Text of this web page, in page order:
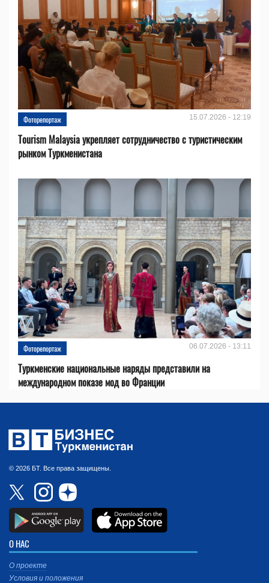
Фоторепортаж 15.07.2026 - 12:19
Tourism Malaysia укрепляет сотрудничество с туристическим
рынком Туркменистана
Фоторепортаж 06.07.2026 - 13:11
Туркменские национальные наряды представили на
международном показе мод во Франции
© 2026 БТ. Все права защищены.
О НАС
О проекте
Условия и положения